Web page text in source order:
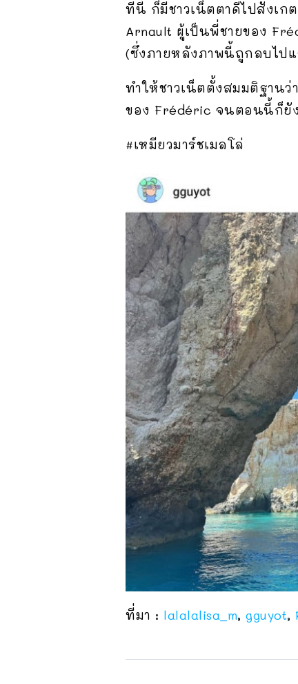
ทีนี้ ก็มีชาวเน็ตตาดีไปสังเก
Arnault ผู้เป็นพี่ชายของ
(ซึ่งภายหลังภาพนี้ถูกลบไปแ
ทำให้ชาวเน็ตตั้งสมมติฐานว่
ของ Frédéric จนตอนนี้ก็ยั
#เหมียวมาร์ชเมลโล่
ที่มา : lalalalisa_m, gguyot,